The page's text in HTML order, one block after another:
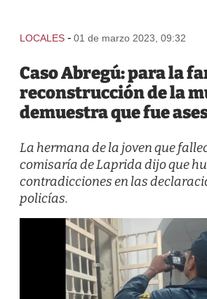
LOCALES - 01 de marzo 2023, 09:32
Caso Abregú: para la
reconstrucción de la
demuestra que fue
La hermana de la joven que
comisaría de Laprida dijo que
contradicciones en las
policías.